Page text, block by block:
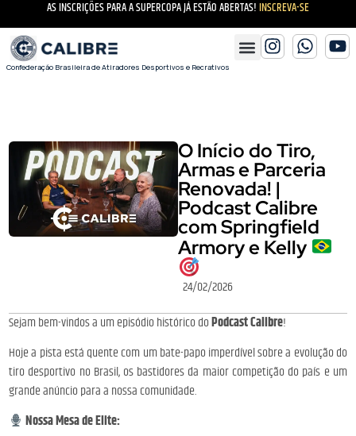
AS INSCRIÇÕES PARA A SUPERCOPA JÁ ESTÃO ABERTAS!INSCREVA-SE
Confederação Brasileira de Atiradores Desportivos e Recrativos
O Início do Tiro,
Armas e Parceria
Renovada! |
Podcast Calibre
com Springfield
Armory e Kelly
24/02/2026
Sejam bem-vindos a um episódio histórico doPodcast Calibre!
Hoje a pista está quente com um bate-papo imperdível sobre a evolução do
tiro desportivo no Brasil, os bastidores da maior competição do país e um
grande anúncio para a nossa comunidade.
Nossa Mesa de Elite: